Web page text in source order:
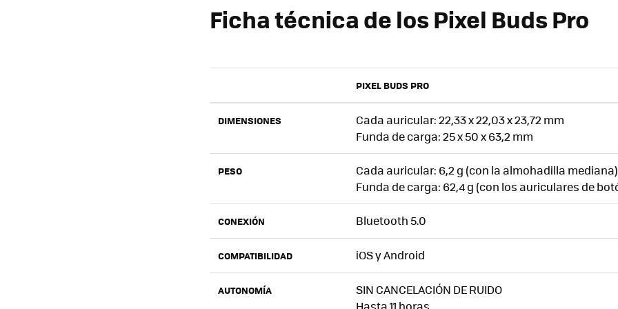
Ficha técnica de los Pixel Buds Pro
PIXEL BUDS PRO
DIMENSIONES
Cada auricular: 22,33 x 22,03 x 23,72 mm
Funda de carga: 25 x 50 x 63,2 mm
PESO
Cada auricular: 6,2 g (con la almohadilla mediana)
Funda de carga: 62,4 g (con los auriculares de
CONEXIÓN Bluetooth 5.0
COMPATIBILIDAD iOS y Android
AUTONOMÍA
SIN CANCELACIÓN DE RUIDO
Hasta 11 horas